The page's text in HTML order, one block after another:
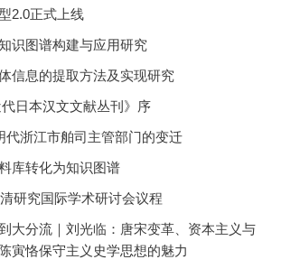
2.0正式上线
识图谱构建与应用研究
信息的提取方法及实现研究
日本汉文文献丛刊》序
代浙江市舶司主管部门的变迁
库转化为知识图谱
研究国际学术研讨会议程
大分流｜刘光临：唐宋变革、资本主义与
恪保守主义史学思想的魅力